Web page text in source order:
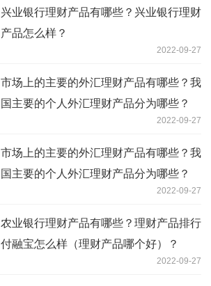
兴业银行理财产品有哪些？兴业银行理财
产品怎么样？
2022-09-27
市场上的主要的外汇理财产品有哪些？我
国主要的个人外汇理财产品分为哪些？
2022-09-27
市场上的主要的外汇理财产品有哪些？我
国主要的个人外汇理财产品分为哪些？
2022-09-27
农业银行理财产品有哪些？理财产品排行
付融宝怎么样（理财产品哪个好）？
2022-09-27